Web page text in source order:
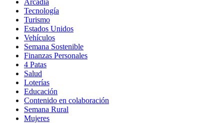
Tecnología
Turismo
Estados Unidos
Vehículos
Semana Sostenible
Finanzas Personales
4 Patas
Salud
Loterías
Educación
Contenido en colaboración
Semana Rural
Mujeres